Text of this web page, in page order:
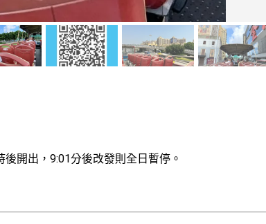
開出，9:01分後改發則全日暫停。